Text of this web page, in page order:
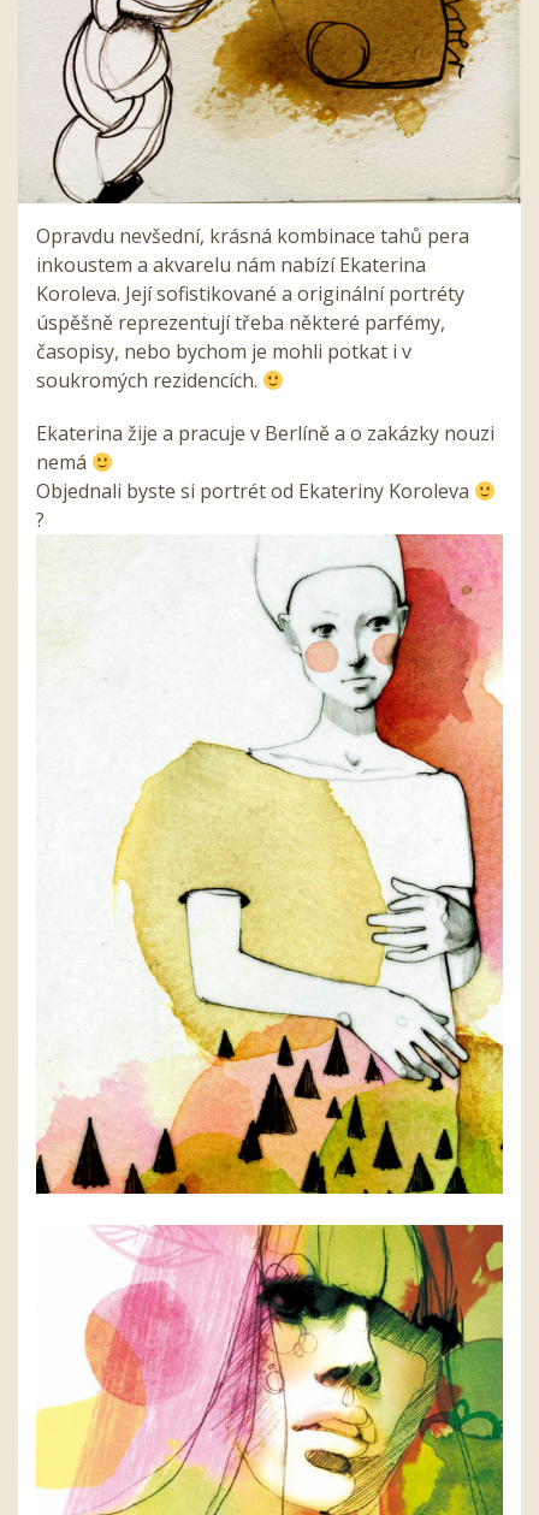
Opravdu nevšední, krásná kombinace tahů pera
inkoustem a akvarelu nám nabízí Ekaterina
Koroleva. Její sofistikované a originální portréty
úspěšně reprezentují třeba některé parfémy,
časopisy, nebo bychom je mohli potkat i v
soukromých rezidencích.
Ekaterina žije a pracuje v Berlíně a o zakázky nouzi
nemá
Objednali byste si portrét od Ekateriny Koroleva
?